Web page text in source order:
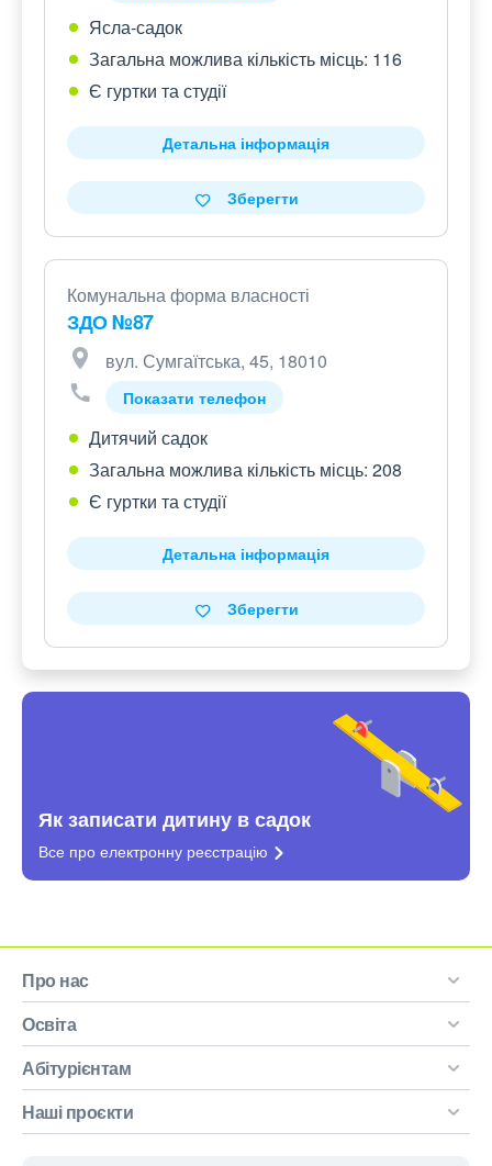
Ясла-садок
Загальна можлива кількість місць: 116
Є гуртки та студії
Детальна інформація
Зберегти
Комунальна форма власності
ЗДО №87
вул. Сумгаїтська, 45, 18010
Показати телефон
Дитячий садок
Загальна можлива кількість місць: 208
Є гуртки та студії
Детальна інформація
Зберегти
Як записати дитину в садок
Все про електронну реєстрацію
Про нас
Освіта
Абітурієнтам
Наші проєкти